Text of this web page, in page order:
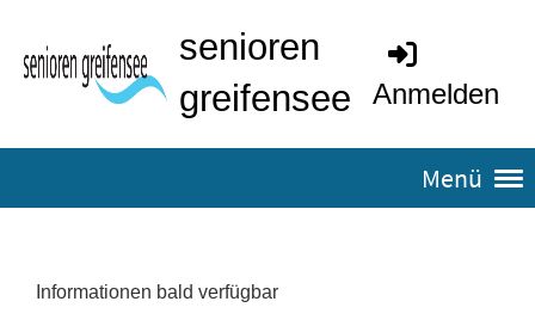
senioren
greifensee
Anmelden
Menü
Informationen bald verfügbar